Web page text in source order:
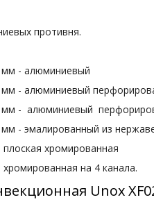
противня.
мм - алюминиевый
- алюминиевый
мм - алюминиевый
- эмалированный из
хромированная
на 4 канала.
Unox